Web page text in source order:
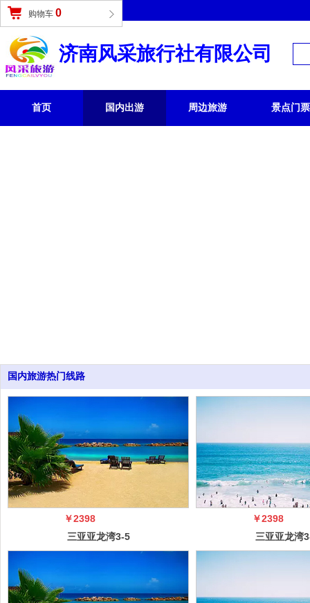
济南风采旅行社有限公司
购物车 0
登录 | 免费注册
首页 国内出游 周边旅游 景点门票
国内旅游热门线路
￥2398
三亚亚龙湾3-5
日自由行（5
￥2398
三亚亚龙湾
日自由行（